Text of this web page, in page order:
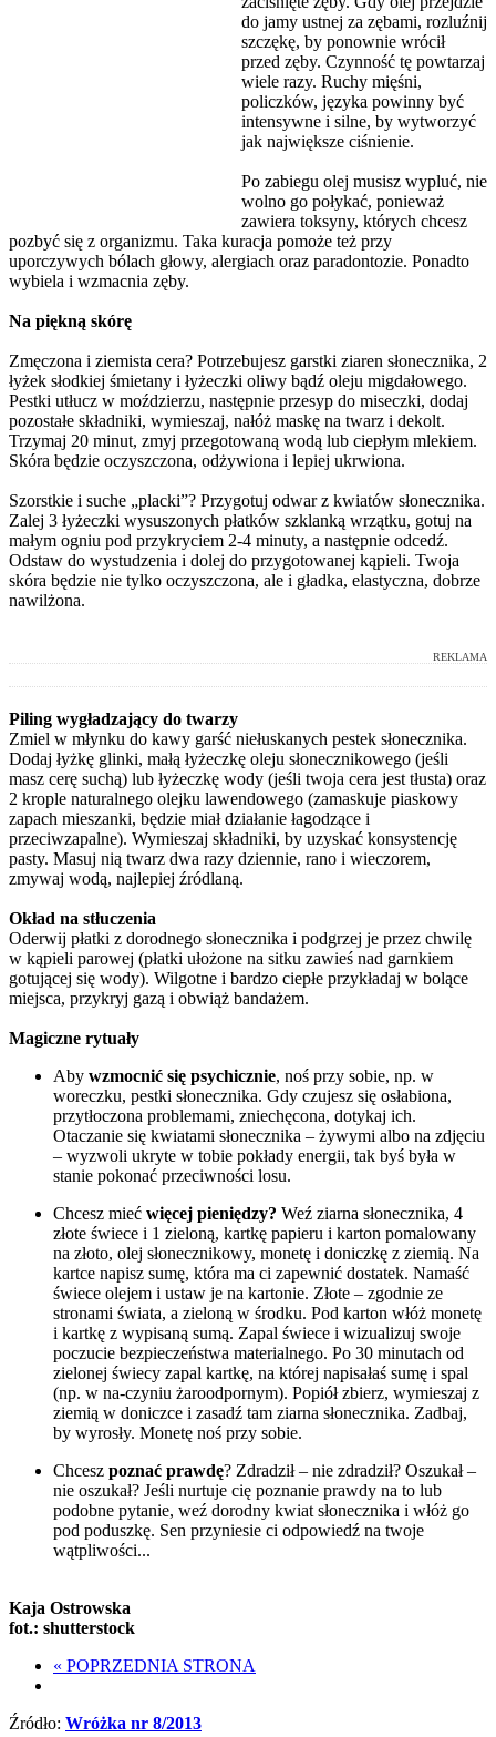
do jamy ustnej za zębami, rozluźnij
szczękę, by ponownie wrócił
przed zęby. Czynność tę powtarzaj
wiele razy. Ruchy mięśni,
policzków, języka powinny być
intensywne i silne, by wytworzyć
jak największe ciśnienie.
Po zabiegu olej musisz wypluć, nie
wolno go połykać, ponieważ
zawiera toksyny, których chcesz
pozbyć się z organizmu. Taka kuracja pomoże też przy
uporczywych bólach głowy, alergiach oraz paradontozie. Ponadto
wybiela i wzmacnia zęby.
Na piękną skórę
Zmęczona i ziemista cera? Potrzebujesz garstki ziaren słonecznika, 2
łyżek słodkiej śmietany i łyżeczki oliwy bądź oleju migdałowego.
Pestki utłucz w moździerzu, następnie przesyp do miseczki, dodaj
pozostałe składniki, wymieszaj, nałóż maskę na twarz i dekolt.
Trzymaj 20 minut, zmyj przegotowaną wodą lub ciepłym mlekiem.
Skóra będzie oczyszczona, odżywiona i lepiej ukrwiona.
Szorstkie i suche „placki”? Przygotuj odwar z kwiatów słonecznika.
Zalej 3 łyżeczki wysuszonych płatków szklanką wrzątku, gotuj na
małym ogniu pod przykryciem 2-4 minuty, a następnie odcedź.
Odstaw do wystudzenia i dolej do przygotowanej kąpieli. Twoja
skóra będzie nie tylko oczyszczona, ale i gładka, elastyczna, dobrze
nawilżona.
REKLAMA
Piling wygładzający do twarzy
Zmiel w młynku do kawy garść niełuskanych pestek słonecznika.
Dodaj łyżkę glinki, małą łyżeczkę oleju słonecznikowego (jeśli
masz cerę suchą) lub łyżeczkę wody (jeśli twoja cera jest tłusta) oraz
2 krople naturalnego olejku lawendowego (zamaskuje piaskowy
zapach mieszanki, będzie miał działanie łagodzące i
przeciwzapalne). Wymieszaj składniki, by uzyskać konsystencję
pasty. Masuj nią twarz dwa razy dziennie, rano i wieczorem,
zmywaj wodą, najlepiej źródlaną.
Okład na stłuczenia
Oderwij płatki z dorodnego słonecznika i podgrzej je przez chwilę
w kąpieli parowej (płatki ułożone na sitku zawieś nad garnkiem
gotującej się wody). Wilgotne i bardzo ciepłe przykładaj w bolące
miejsca, przykryj gazą i obwiąż bandażem.
Magiczne rytuały
Aby wzmocnić się psychicznie, noś przy sobie, np. w
woreczku, pestki słonecznika. Gdy czujesz się osłabiona,
przytłoczona problemami, zniechęcona, dotykaj ich.
Otaczanie się kwiatami słonecznika – żywymi albo na zdjęciu
– wyzwoli ukryte w tobie pokłady energii, tak byś była w
stanie pokonać przeciwności losu.
Chcesz mieć więcej pieniędzy? Weź ziarna słonecznika, 4
złote świece i 1 zieloną, kartkę papieru i karton pomalowany
na złoto, olej słonecznikowy, monetę i doniczkę z ziemią. Na
kartce napisz sumę, która ma ci zapewnić dostatek. Namaść
świece olejem i ustaw je na kartonie. Złote – zgodnie ze
stronami świata, a zieloną w środku. Pod karton włóż monetę
i kartkę z wypisaną sumą. Zapal świece i wizualizuj swoje
poczucie bezpieczeństwa materialnego. Po 30 minutach od
zielonej świecy zapal kartkę, na której napisałaś sumę i spal
(np. w na-czyniu żaroodpornym). Popiół zbierz, wymieszaj z
ziemią w doniczce i zasadź tam ziarna słonecznika. Zadbaj,
by wyrosły. Monetę noś przy sobie.
Chcesz poznać prawdę? Zdradził – nie zdradził? Oszukał –
nie oszukał? Jeśli nurtuje cię poznanie prawdy na to lub
podobne pytanie, weź dorodny kwiat słonecznika i włóż go
pod poduszkę. Sen przyniesie ci odpowiedź na twoje
wątpliwości...
Kaja Ostrowska
fot.: shutterstock
« POPRZEDNIA STRONA
Źródło: Wróżka nr 8/2013